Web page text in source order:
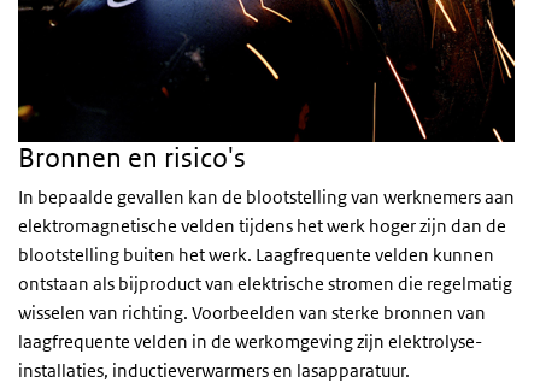
Bronnen en risico's
In bepaalde gevallen kan de blootstelling van werknemers aan
elektromagnetische velden tijdens het werk hoger zijn dan de
blootstelling buiten het werk. Laagfrequente velden kunnen
ontstaan als bijproduct van elektrische stromen die regelmatig
wisselen van richting. Voorbeelden van sterke bronnen van
laagfrequente velden in de werkomgeving zijn elektrolyse-
installaties, inductieverwarmers en lasapparatuur.